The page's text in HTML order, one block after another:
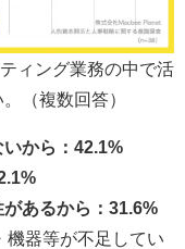
ィング業務の中で活
（複数回答）
いから：42.1%
があるから：31.6%
機器等が不足してい